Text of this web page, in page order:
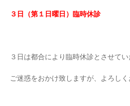
３日（第１日曜日）臨時休診
３日は都合により臨時休診とさせてい
ご迷惑をおかけ致しますが、よろしく